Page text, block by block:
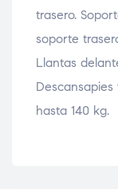
trasero.
soporte
Llantas
hasta 140 kg.